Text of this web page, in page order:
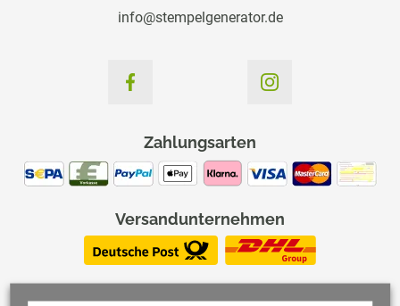
info@stempelgenerator.de
Zahlungsarten
Versandunternehmen